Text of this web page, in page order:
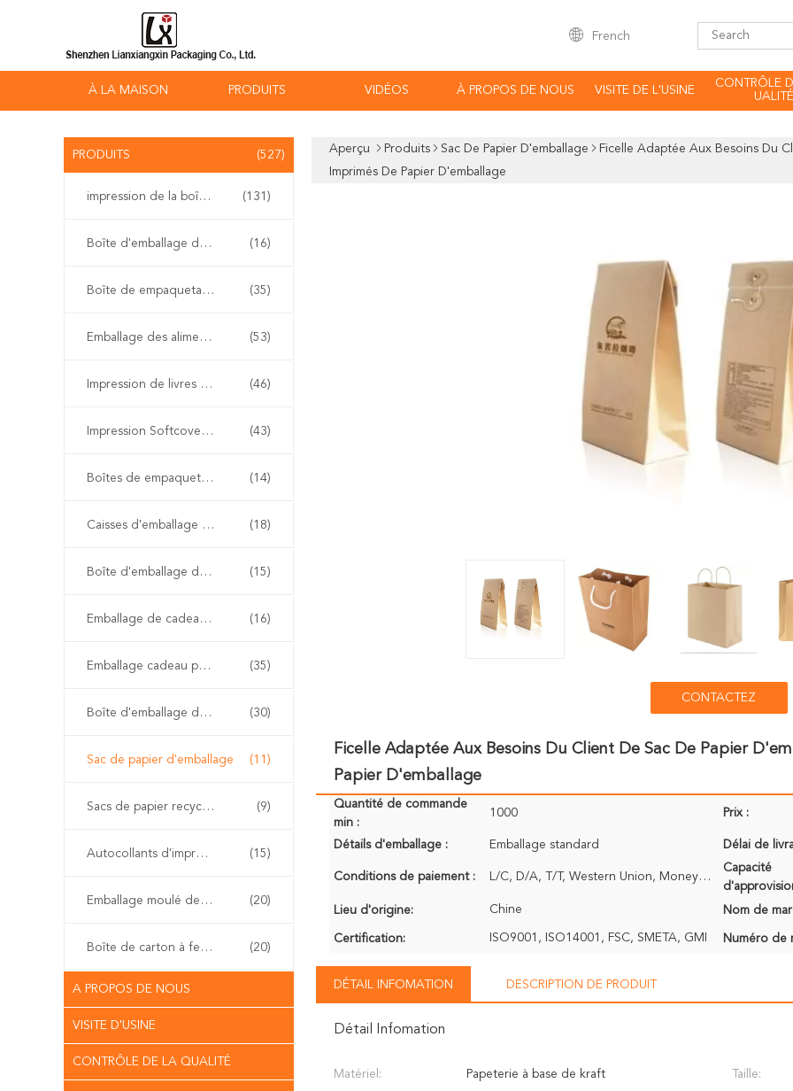
French
À LA MAISON PRODUITS VIDÉOS À PROPOS DE NOUS VISITE DE L'USINE
CONTRÔLE
UALITÉ
PRODUITS (527)
impression de la boîte de empaquetage (131)
Boîte d'emballage de vapotage (16)
Boîte de empaquetage cosmétique (35)
Emballage des aliments (53)
Impression de livres à couverture rigide (46)
Impression Softcover de livre (43)
Boîtes de empaquetage de chaussure (14)
Caisses d'emballage d'habillement (18)
Boîte d'emballage de perruque (15)
Emballage de cadeau de boîte de montre (16)
Emballage cadeau personnalisé (35)
Boîte d'emballage de papier d'emballage (30)
Sac de papier d'emballage (11)
Sacs de papier recyclables de cadeau (9)
Autocollants d'impression offset (15)
Emballage moulé de pulpe (20)
Boîte de carton à fermeture à glissière (20)
A PROPOS DE NOUS
VISITE D'USINE
CONTRÔLE DE LA QUALITÉ
Aperçu Produits Sac De Papier D'emballage
Ficelle Adaptée Aux Besoins Du
Imprimés De Papier D'emballage
CONTACTEZ
Ficelle Adaptée Aux Besoins Du Client De Sac De Papier
Papier D'emballage
Quantité de commande
min :
1000 Prix :
Détails d'emballage : Emballage standard Délai de
Conditions de paiement : L/C, D/A, T/T, Western Union, MoneyGram
Capacité
Lieu d'origine:
Chine Nom de
Certification: ISO9001, ISO14001, FSC, SMETA, GMI Numéro de
DÉTAIL INFOMATION DESCRIPTION DE PRODUIT
Détail Infomation
Matériel: Papeterie à base de kraft Taille: